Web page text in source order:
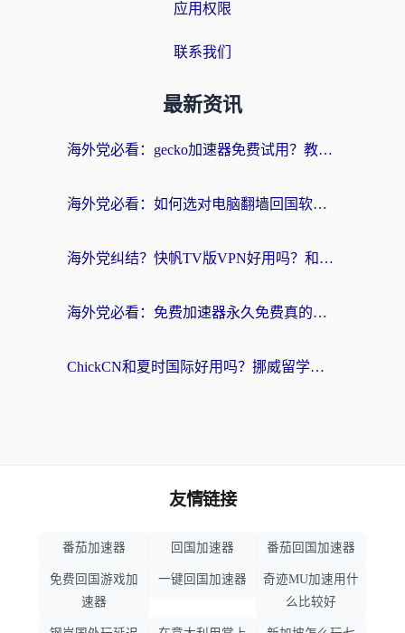
应用权限
联系我们
最新资讯
海外党必看：gecko加速器免费试用？教你选对回国加速器，无缝刷国内剧玩游戏
海外党必看：如何选对电脑翻墙回国软件，轻松解锁国内资源？
海外党纠结？快帆TV版VPN好用吗？和扇贝手游VPN对比哪个回国效果更好？
海外党必看：免费加速器永久免费真的存在吗？教你选对回国加速器无缝刷国内资源
ChickCN和夏时国际好用吗？挪威留学生亲测3款回国加速器，附穿梭和加速喵对比指南
友情链接
番茄加速器 回国加速器 番茄回国加速器
免费回国游戏加
速器
一键回国加速器
奇迹MU加速用什
么比较好